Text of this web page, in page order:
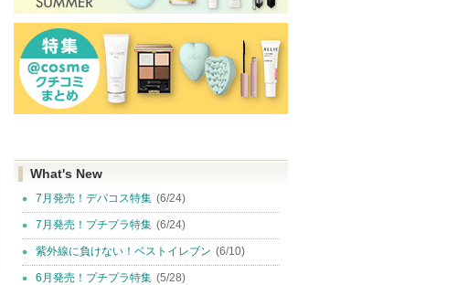
What's New
7月発売！デパコス特集 (6/24)
7月発売！プチプラ特集 (6/24)
紫外線に負けない！ベストイレブン (6/10)
6月発売！プチプラ特集 (5/28)